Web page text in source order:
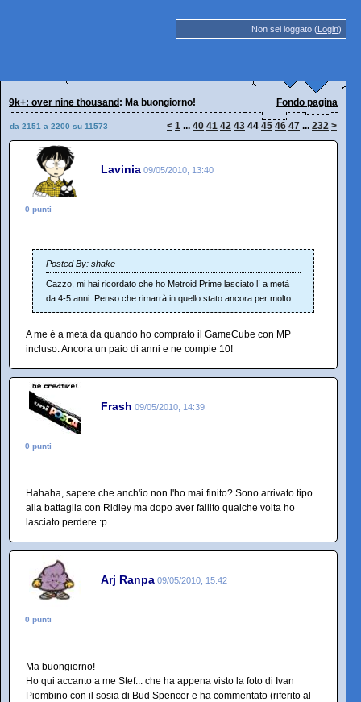
Non sei loggato (Login)
9k+: over nine thousand : Ma buongiorno! Fondo pagina
da 2151 a 2200 su 11573 < 1 ... 40 41 42 43 44 45 46 47 ... 232 >
Lavinia 09/05/2010, 13:40
0 punti
Posted By: shake
Cazzo, mi hai ricordato che ho Metroid Prime lasciato lì a metà
da 4-5 anni. Penso che rimarrà in quello stato ancora per molto...
A me è a metà da quando ho comprato il GameCube con MP
incluso. Ancora un paio di anni e ne compie 10!
Frash 09/05/2010, 14:39
0 punti
Hahaha, sapete che anch'io non l'ho mai finito? Sono arrivato tipo
alla battaglia con Ridley ma dopo aver fallito qualche volta ho
lasciato perdere :p
Arj Ranpa 09/05/2010, 15:42
0 punti
Ma buongiorno!
Ho qui accanto a me Stef... che ha appena visto la foto di Ivan
Piombino con il sosia di Bud Spencer e ha commentato (riferito al